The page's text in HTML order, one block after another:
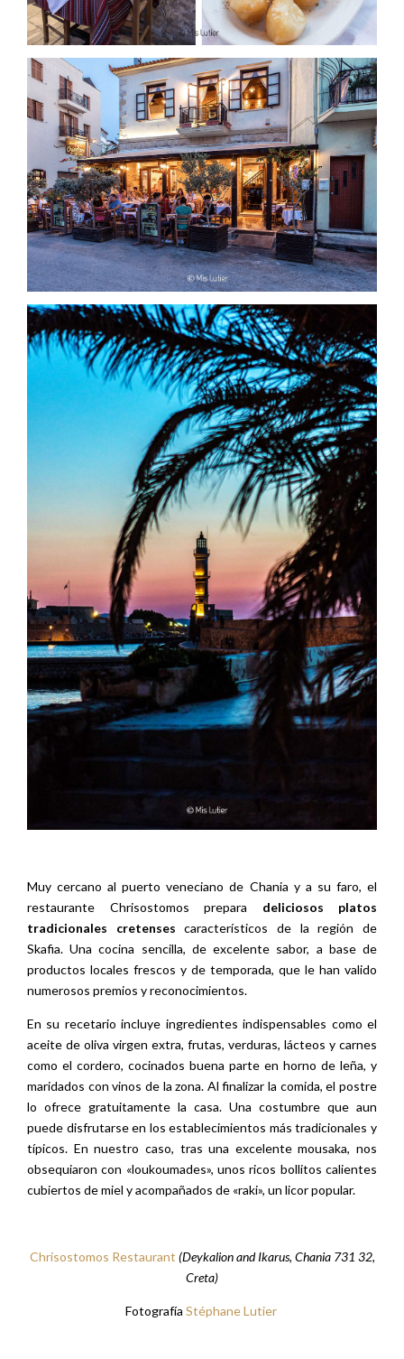
Muy cercano al puerto veneciano de Chania y a su faro, el
restaurante Chrisostomos prepara deliciosos platos
tradicionales cretenses característicos de la región de
Skafia. Una cocina sencilla, de excelente sabor, a base de
productos locales frescos y de temporada, que le han valido
numerosos premios y reconocimientos.
En su recetario incluye ingredientes indispensables como el
aceite de oliva virgen extra, frutas, verduras, lácteos y carnes
como el cordero, cocinados buena parte en horno de leña, y
maridados con vinos de la zona. Al finalizar la comida, el postre
lo ofrece gratuitamente la casa. Una costumbre que aun
puede disfrutarse en los establecimientos más tradicionales y
típicos. En nuestro caso, tras una excelente mousaka, nos
obsequiaron con «loukoumades», unos ricos bollitos calientes
cubiertos de miel y acompañados de «raki», un licor popular.
Chrisostomos Restaurant (Deykalion and Ikarus, Chania 731 32,
Creta)
Fotografía Stéphane Lutier